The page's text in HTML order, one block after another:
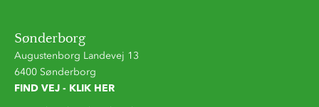
Sønderborg
Augustenborg Landevej 13
6400 Sønderborg
FIND VEJ - KLIK HER